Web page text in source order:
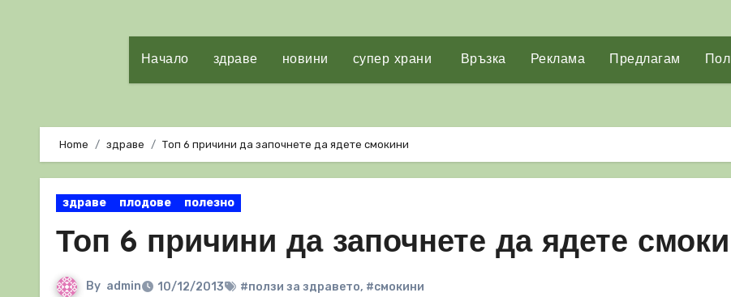
Начало здраве новини супер храни Връзка Реклама Предлагам
Home здраве Топ 6 причини да започнете да ядете смокини
здраве плодове полезно
Топ 6 причини да започнете да ядете
By admin 10/12/2013 #ползи за здравето, #смокини